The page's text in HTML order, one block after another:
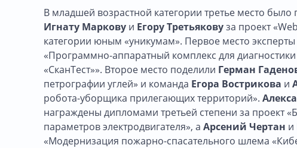
В младшей возрастной категории третье место
Игнату Маркову и Егору Третьяковуза проект
категории юным «уникумам». Первое место эксперты
«Программно-аппаратный комплекс для
«СканТест»». Второе место поделили Герман
петрографии углей» и команда Егора Вострикова и
робота-уборщика прилегающих территорий».
награждены дипломами третьей степени за проект
параметров электродвигателя», а Арсений Чертан и
«Модернизация пожарно-спасательного шлема